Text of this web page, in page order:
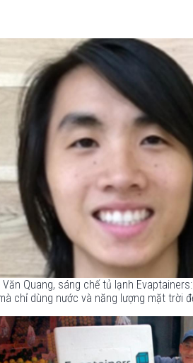
Quang, sáng chế tủ lạnh
chỉ dùng nước và năng lượng mặt trời